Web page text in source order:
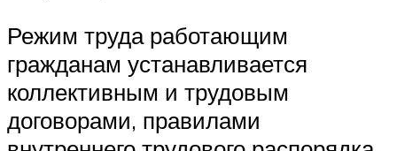
Режим труда работающим
гражданам устанавливается
коллективным и трудовым
договорами, правилами